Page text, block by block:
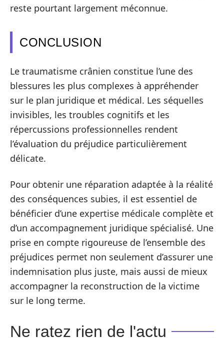
reste pourtant largement méconnue.
CONCLUSION
Le traumatisme crânien constitue l’une des
blessures les plus complexes à appréhender
sur le plan juridique et médical. Les séquelles
invisibles, les troubles cognitifs et les
répercussions professionnelles rendent
l’évaluation du préjudice particulièrement
délicate.
Pour obtenir une réparation adaptée à la réalité
des conséquences subies, il est essentiel de
bénéficier d’une expertise médicale complète et
d’un accompagnement juridique spécialisé. Une
prise en compte rigoureuse de l’ensemble des
préjudices permet non seulement d’assurer une
indemnisation plus juste, mais aussi de mieux
accompagner la reconstruction de la victime
sur le long terme.
Ne ratez rien de l'actu